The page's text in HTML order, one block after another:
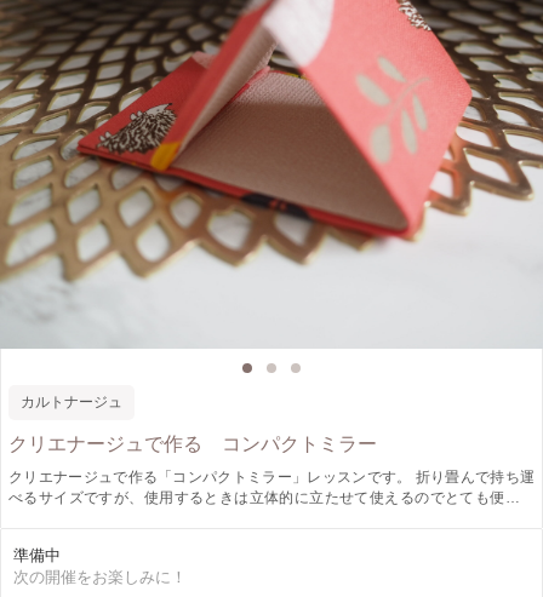
カルトナージュ
クリエナージュで作る コンパクトミラー
クリエナージュで作る「コンパクトミラー」レッスンです。 折り畳んで持ち運
べるサイズですが、使用するときは立体的に立たせて使えるのでとても便利で
ください。 ちょっとしたプレゼントにもぴったりです。 ラッピング（有料:¥100
税込当日現金にてお支払いいただきます)
準備中
次の開催をお楽しみに！